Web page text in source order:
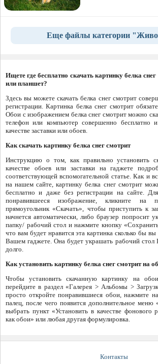
Еще файлы категории
Ищете где бесплатно скачать картинку белка
или планшет?
Здесь вы можете скачать белка снег смотрит
регистрации. Картинка белка снег смотрит
Обои с изображением белка снег смотрит можно
телефон или компьютер совершенно бесплатно
качестве заставки или обоев.
Как скачать картинку белка снег смотрит
Инструкцию о том, как правильно установить
качестве обоев или заставки на гаджете
соответствующей вспомогательной статье. Как и
на нашем сайте, картинку белка снег смотрит
бесплатно и даже без регистрации на сайте.
понравившееся изображение, кликните на
прямоугольник «Скачать», чтобы приступить к
начнется автоматически, либо браузер попросит
папку/ рабочий стол и нажмите кнопку
что вам будет нравится эта картинка сколько бы
Вашем гаджете. Она будет украшать рабочий стол
долго.
Как установить картинку белка снег смотрит на
Чтобы установить скачанную картинку на обои
перейдите в раздел «Галерея > Альбомы >
просто откройте понравившиеся обои, нажмите
палец, после чего появится дополнительное
выбрать пункт «Установить в качестве фонового
как обои» или любая другая формулировка.
Контакты